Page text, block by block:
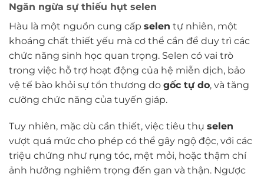
Ngăn ngừa sự thiếu hụt selen
Hàu là một nguồn cung cấp selen tự nhiên, một
khoáng chất thiết yếu mà cơ thể cần để duy trì các
chức năng sinh học quan trọng. Selen có vai trò
trong việc hỗ trợ hoạt động của hệ miễn dịch, bảo
vệ tế bào khỏi sự tổn thương do gốc tự do, và tăng
cường chức năng của tuyến giáp.
Tuy nhiên, mặc dù cần thiết, việc tiêu thụ selen
vượt quá mức cho phép có thể gây ngộ độc, với các
triệu chứng như rụng tóc, mệt mỏi, hoặc thậm chí
ảnh hưởng nghiêm trọng đến gan và thận. Ngược